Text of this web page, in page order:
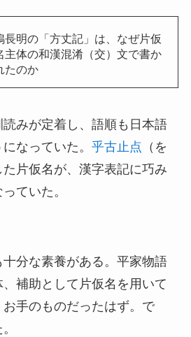
長明の「方丈記」は、なぜ片仮
主体の和漢混淆（交）文で書か
たのか
みが定着し、語順も日本語
なっていた。 乎古止点 （を
片仮名が、漢字表記に巧み
ていた。
分な素養がある。平家物語
補助として片仮名を用いて
手のものだったはず。で